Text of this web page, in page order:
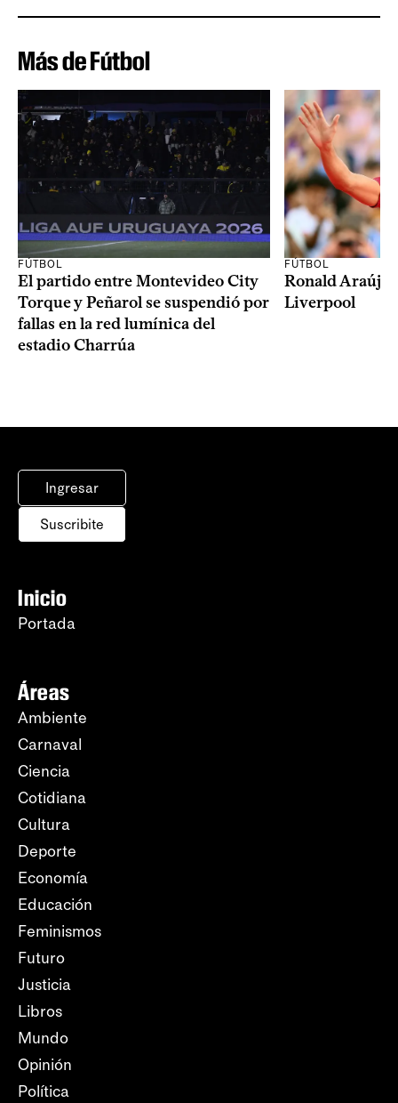
Más de Fútbol
FÚTBOL
El partido entre Montevideo City
Torque y Peñarol se suspendió por
fallas en la red lumínica del
estadio Charrúa
FÚTBOL
Ronald Araújo
Liverpool
Ingresar
Suscribite
Inicio
Portada
Áreas
Ambiente
Carnaval
Ciencia
Cotidiana
Cultura
Deporte
Economía
Educación
Feminismos
Futuro
Justicia
Libros
Mundo
Opinión
Política